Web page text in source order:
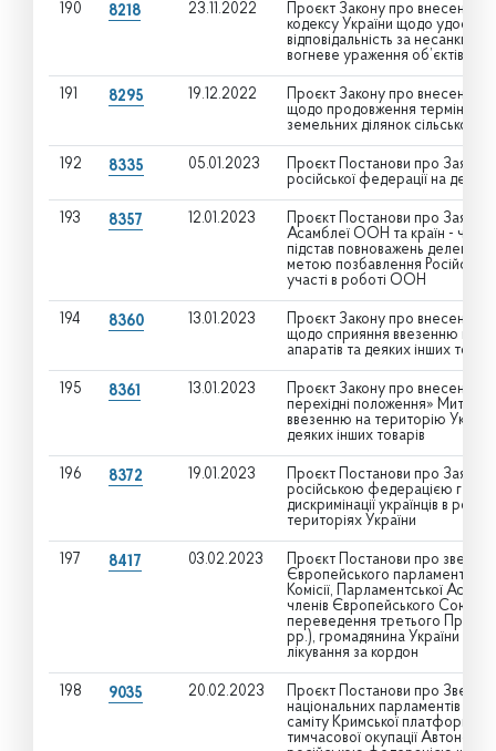
190 8218 23.11.2022
Проєкт Закону про внесення
кодексу України щодо
відповідальність за
вогневе ураження об’єктів на
191 8295 19.12.2022
Проєкт Закону про внесення
щодо продовження терміну
земельних ділянок
192 8335 05.01.2023
Проєкт Постанови про Заяву
російської федерації на
193 8357 12.01.2023
Проєкт Постанови про Заяву
Асамблеї ООН та країн -
підстав повноважень
метою позбавлення Російської
участі в роботі ООН
194 8360 13.01.2023
Проєкт Закону про внесення
щодо сприяння ввезенню на
апаратів та деяких інших
195 8361 13.01.2023
Проєкт Закону про внесення
перехідні положення»
ввезенню на територію
деяких інших товарів
196 8372 19.01.2023
Проєкт Постанови про Заяву
російською федерацією
дискримінації українців в
територіях України
197 8417 03.02.2023
Проєкт Постанови про
Європейського парламенту,
Комісії, Парламентської
членів Європейського Союзу
переведення третього
рр.), громадянина України
лікування за кордон
198 9035 20.02.2023
Проєкт Постанови про
національних парламентів
саміту Кримської платформи з
тимчасової окупації